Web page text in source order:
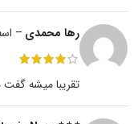
رها محمدی –
تقریبا میشه